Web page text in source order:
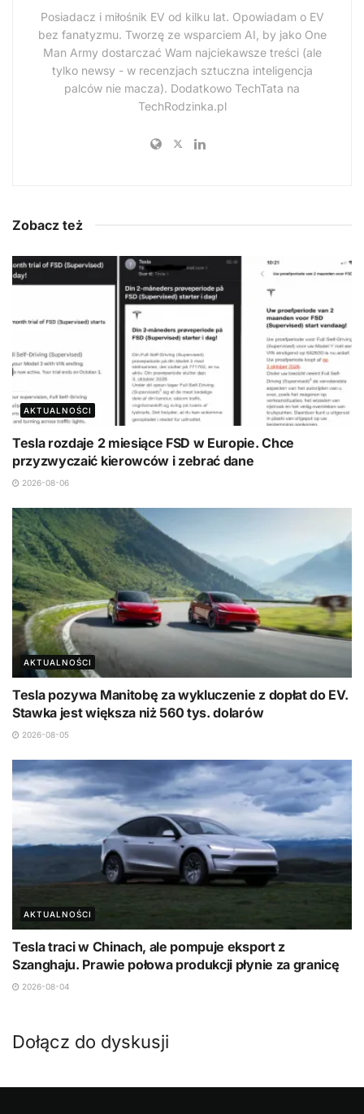
Posiadacz i miłośnik EV od kilku lat. Opowiadam o EV
bez fanatyzmu. Tworzę ze wsparciem AI, by jako One
Man Army dostarczać Wam najciekawsze treści (ale
tylko newsy - w recenzjach sztuczna inteligencja
palców nie macza). Dodatkowo TechTata na
TechRodzinka.pl
Zobacz też
AKTUALNOŚCI
Tesla rozdaje 2 miesiące FSD w Europie. Chce
przyzwyczaić kierowców i zebrać dane
2026-08-06
AKTUALNOŚCI
Tesla pozywa Manitobę za wykluczenie z dopłat do EV.
Stawka jest większa niż 560 tys. dolarów
2026-08-05
AKTUALNOŚCI
Tesla traci w Chinach, ale pompuje eksport z
Szanghaju. Prawie połowa produkcji płynie za granicę
2026-08-04
Dołącz do dyskusji